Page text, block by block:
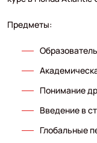
Предметы:
Понимание
Введение в
Глобальные